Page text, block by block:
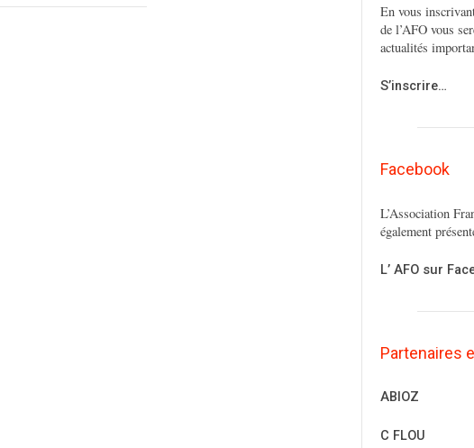
En vous
de l’AFO vous
actualités
S’inscrire…
Facebook
L’Association
également
L’ AFO sur
Partenaires
ABIOZ
C FLOU